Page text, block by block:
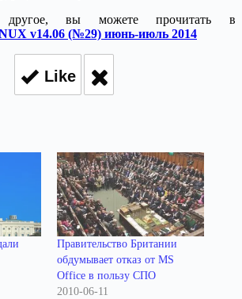
вы можете прочитать в
v14.06 (№29) июнь-июль 2014
Like
Правительство Британии
обдумывает отказ от MS
Office в пользу СПО
2010-06-11